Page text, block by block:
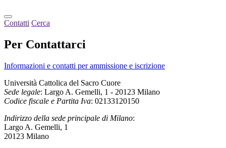
Contatti Cerca
Per Contattarci
Informazioni e contatti per ammissione e iscrizione
Università Cattolica del Sacro Cuore
Sede legale: Largo A. Gemelli, 1 - 20123 Milano
Codice fiscale e Partita Iva: 02133120150
Indirizzo della sede principale di Milano:
Largo A. Gemelli, 1
20123 Milano